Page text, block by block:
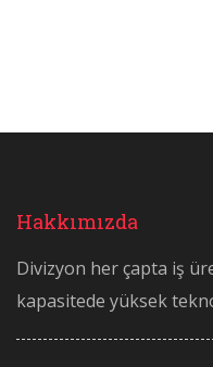
Hakkımızda
Divizyon her çapta iş
kapasitede yüksek